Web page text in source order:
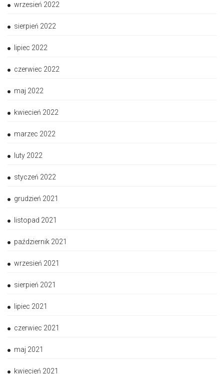
wrzesień 2022
sierpień 2022
lipiec 2022
czerwiec 2022
maj 2022
kwiecień 2022
marzec 2022
luty 2022
styczeń 2022
grudzień 2021
listopad 2021
październik 2021
wrzesień 2021
sierpień 2021
lipiec 2021
czerwiec 2021
maj 2021
kwiecień 2021